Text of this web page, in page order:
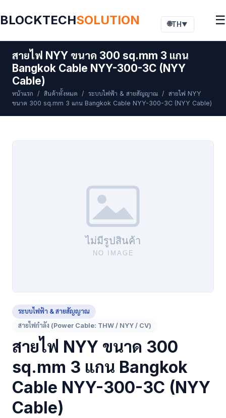
BLOCKTECHSOLUTION 🌐TH ▼ ☰
สายไฟ NYY ขนาด 300 sq.mm 3 แกน
Bangkok Cable NYY-300-3C (NYY
Cable)
หน้าแรก / สินค้าทั้งหมด / ระบบไฟฟ้า & สายสัญญาณ / สายไฟ NYY
ขนาด 300 sq.mm 3 แกน Bangkok Cable NYY-300-3C (NYY Cable)
ระบบไฟฟ้า & สายสัญญาณ
สายไฟกำลัง (Power Cable: THW / NYY / CV)
สายไฟ NYY ขนาด 300
sq.mm 3 แกน Bangkok
Cable NYY-300-3C (NYY
Cable)